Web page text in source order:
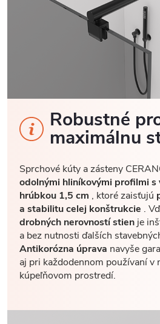
Robustné
maximálnu
Sprchové kúty a zásteny
odolnými hliníkovými profilmi s
hrúbkou 1,5 cm , ktoré zaisťujú
a stabilitu celej konštrukcie .
drobných nerovností stien je
a bez nutnosti ďalších
Antikorózna úprava navyše
aj pri každodennom používaní v
kúpeľňovom prostredí.